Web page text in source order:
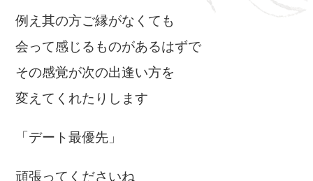
例え其の方ご縁がなくても
会って感じるものがあるはずで
その感覚が次の出逢い方を
変えてくれたりします
「デート最優先」
頑張ってくださいね